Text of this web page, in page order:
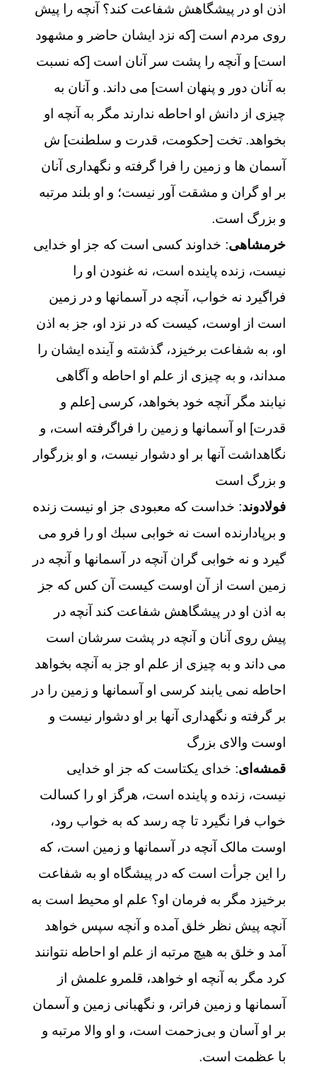
اذن او در پیشگاهش شفاعت کند؟ آنچه را پیش
روی مردم است [که نزد ایشان حاضر و مشهود
است] و آنچه را پشت سر آنان است [که نسبت
به آنان دور و پنهان است] می داند. و آنان به
چیزی از دانش او احاطه ندارند مگر به آنچه او
بخواهد. تخت [حکومت، قدرت و سلطنت] ش
آسمان ها و زمین را فرا گرفته و نگهداری آنان
بر او گران و مشقت آور نیست؛ و او بلند مرتبه
و بزرگ است.
خرمشاهی: خداوند كسى است كه جز او خدايى
نيست، زنده پاينده است، نه غنودن او را
فراگيرد نه خواب، آنچه در آسمانها و در زمين
است از اوست، كيست كه در نزد او، جز به اذن
او، به شفاعت برخيزد، گذشته و آينده ايشان را
مى‏داند، و به چيزى از علم او احاطه و آگاهى
نيابند مگر آنچه خود بخواهد، كرسى [علم و
قدرت‏] او آسمانها و زمين را فراگرفته است، و
نگاهداشت آنها بر او دشوار نيست، و او بزرگوار
و بزرگ است‏
فولادوند: خداست كه معبودى جز او نيست زنده
و برپادارنده است نه خوابى سبك او را فرو مى‏
گيرد و نه خوابى گران آنچه در آسمانها و آنچه در
زمين است از آن اوست كيست آن كس كه جز
به اذن او در پيشگاهش شفاعت كند آنچه در
پيش روى آنان و آنچه در پشت‏ سرشان است
مى‏ داند و به چيزى از علم او جز به آنچه بخواهد
احاطه نمى‏ يابند كرسى او آسمانها و زمين را در
بر گرفته و نگهدارى آنها بر او دشوار نيست و
اوست والاى بزرگ
قمشه‌ای: خدای یکتاست که جز او خدایی
نیست، زنده و پاینده است، هرگز او را کسالت
خواب فرا نگیرد تا چه رسد که به خواب رود،
اوست مالک آنچه در آسمانها و زمین است، که
را این جرأت است که در پیشگاه او به شفاعت
برخیزد مگر به فرمان او؟ علم او محیط است به
آنچه پیش نظر خلق آمده و آنچه سپس خواهد
آمد و خلق به هیچ مرتبه از علم او احاطه نتوانند
کرد مگر به آنچه او خواهد، قلمرو علمش از
آسمانها و زمین فراتر، و نگهبانی زمین و آسمان
بر او آسان و بی‌زحمت است، و او والا مرتبه و
با عظمت است.